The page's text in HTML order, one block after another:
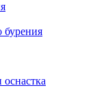
бурения